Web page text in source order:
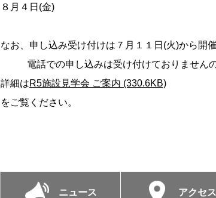
８月４日(金)
なお、申し込み受け付けは７月１１日(火)から開
電話での申し込みは受け付けておりませんの
詳細はR5施設見学会 ご案内 (330.6KB)
をご覧ください。
ニュース アクセス